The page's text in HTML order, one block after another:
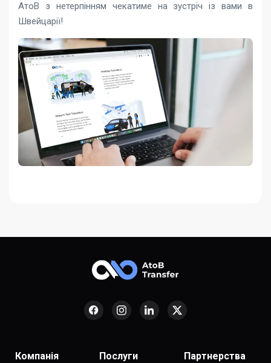
АтоВ з нетерпінням чекатиме на зустріч із вами в
Швейцарії!
Компанія Послуги Партнерства